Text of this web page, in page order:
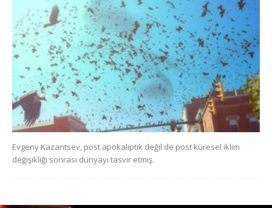
Evgeny Kazantsev, post apokaliptik değil de post küresel iklim
değişikliği sonrası dünyayı tasvir etmiş.